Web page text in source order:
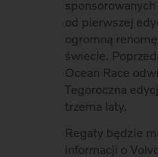
od pierwszej
ogromną
świecie.
Ocean Race
Tegoroczna
trzema laty.
Regaty będzie
informacji o